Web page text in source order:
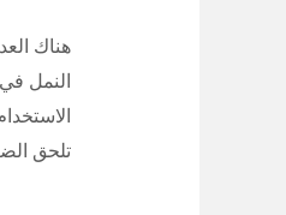
هناك
النمل
تلحق